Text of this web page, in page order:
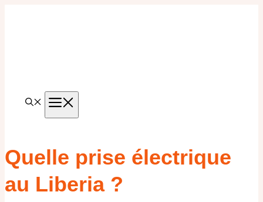
Quelle prise électrique
au Liberia ?